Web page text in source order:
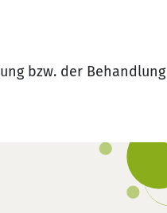
bzw. der Behandlung